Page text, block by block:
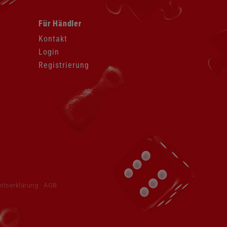
Navigation
überspringen
Für Händler
Kontakt
Login
Registrierung
· AGB